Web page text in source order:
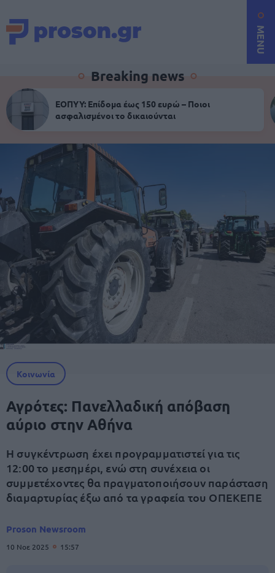
MENU
Breaking news
ΕΟΠΥΥ: Επίδομα έως 150 ευρώ – Ποιοι
ασφαλισμένοι το δικαιούνται
Κοινωνία
Αγρότες: Πανελλαδική απόβαση
αύριο στην Αθήνα
Η συγκέντρωση έχει προγραμματιστεί για τις
12:00 το μεσημέρι, ενώ στη συνέχεια οι
συμμετέχοντες θα πραγματοποιήσουν παράσταση
διαμαρτυρίας έξω από τα γραφεία του ΟΠΕΚΕΠΕ
Proson Newsroom
10 Νοε 2025 15:57